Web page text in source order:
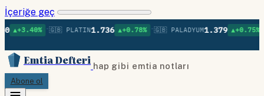
İçeriğe geç
• 🇬🇧 PLATIN1.736 ▲+0.78% • 🇬🇧 PALADYUM1.379 ▲+0.75% • 🇬🇧
Emtia Defteri hap gibi emtia notları
Abone ol